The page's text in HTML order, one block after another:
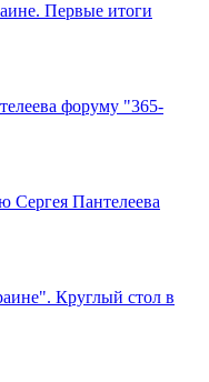
Первые итоги
форуму "365-
Сергея Пантелеева
Круглый стол в